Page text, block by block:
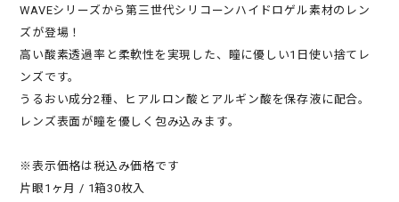
WAVEシリーズから第三世代シリコーンハイドロゲル素材のレン
ズが登場！
高い酸素透過率と柔軟性を実現した、瞳に優しい1日使い捨てレ
ンズです。
うるおい成分2種、ヒアルロン酸とアルギン酸を保存液に配合。
レンズ表面が瞳を優しく包み込みます。
※表示価格は税込み価格です
片眼1ヶ月 / 1箱30枚入